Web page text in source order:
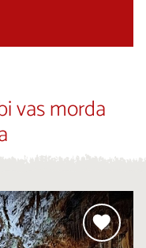
vas morda